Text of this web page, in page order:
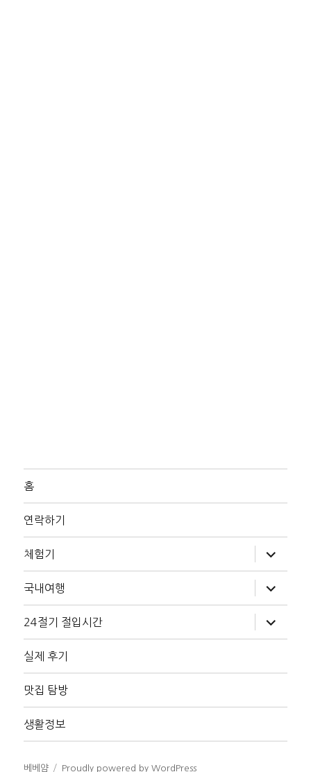
홈
연락하기
체험기
위
메
확
장
국내여행
위
메
확
장
24절기 절입시간
위
메
장
실제 후기
맛집 탐방
생활정보
베베얌 Proudly powered by WordPress